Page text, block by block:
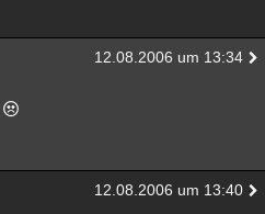
12.08.2006 um 13:34
12.08.2006 um 13:40